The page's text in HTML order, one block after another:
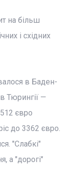
на більш
і східних
в Баден-
Тюрингії —
євро
до 3362 євро.
"Слабкі"
а "дорогі"